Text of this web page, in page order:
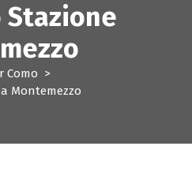
Stazione
Como >
Montemezzo